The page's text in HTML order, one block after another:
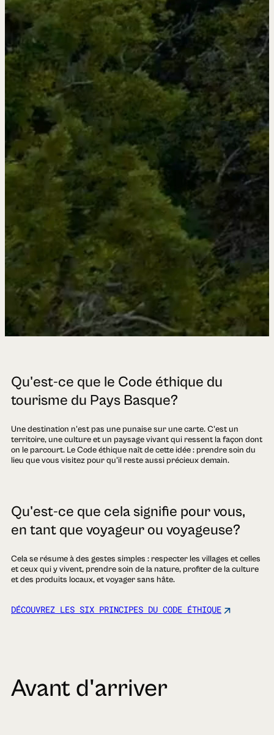
Qu'est-ce que le Code éthique du
tourisme du Pays Basque?
Une destination n'est pas une punaise sur une carte. C'est un
territoire, une culture et un paysage vivant qui ressent la façon dont
on le parcourt. Le Code éthique naît de cette idée : prendre soin du
lieu que vous visitez pour qu'il reste aussi précieux demain.
Qu'est-ce que cela signifie pour vous,
en tant que voyageur ou voyageuse?
Cela se résume à des gestes simples : respecter les villages et celles
et ceux qui y vivent, prendre soin de la nature, profiter de la culture
et des produits locaux, et voyager sans hâte.
DÉCOUVREZ LES SIX PRINCIPES DU CODE ÉTHIQUE
Avant d'arriver